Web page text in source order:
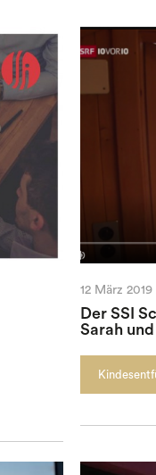
12 März
Der SSI
Sarah